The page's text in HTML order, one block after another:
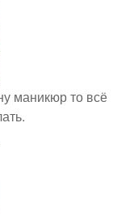
маникюр то всё